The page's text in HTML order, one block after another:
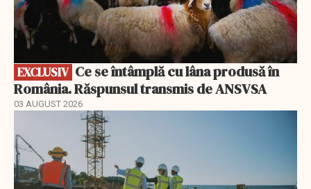
EXCLUSIV
România. Răspunsul transmis de ANSVSA
03 AUGUST 2026